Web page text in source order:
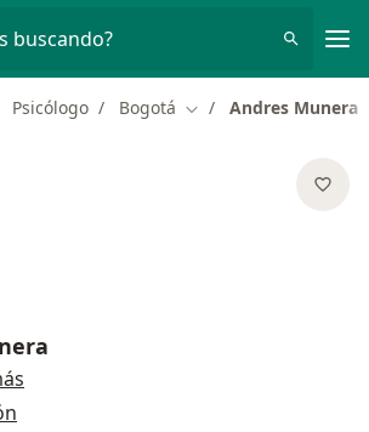
buscando?
Psicólogo Bogotá Cambiar de ciudad
Andres Munera